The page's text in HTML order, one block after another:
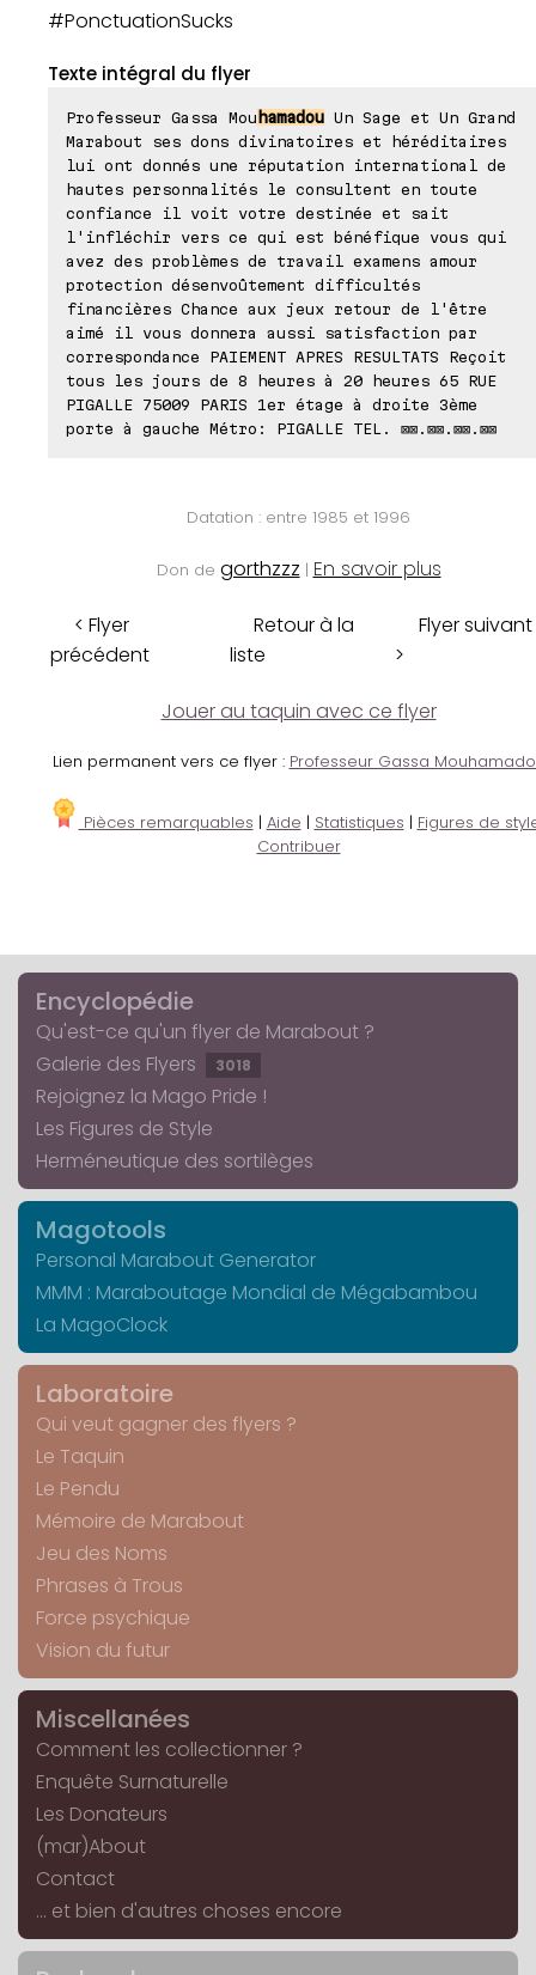
#PonctuationSucks
Texte intégral du flyer
Professeur Gassa Mou hamadou Un Sage et Un Grand
Marabout ses dons divinatoires et héréditaires
lui ont donnés une réputation international de
hautes personnalités le consultent en toute
confiance il voit votre destinée et sait
l'infléchir vers ce qui est bénéfique vous qui
avez des problèmes de travail examens amour
protection désenvoûtement difficultés
financières Chance aux jeux retour de l'être
aimé il vous donnera aussi satisfaction par
correspondance PAIEMENT APRES RESULTATS Reçoit
tous les jours de 8 heures à 20 heures 65 RUE
PIGALLE 75009 PARIS 1er étage à droite 3ème
porte à gauche Métro: PIGALLE TEL. ⊠⊠.⊠⊠.⊠⊠.⊠⊠
Datation : entre 1985 et 1996
Don de gorthzzz | En savoir plus
< Flyer
précédent
Retour à la
liste
Flyer suivant
>
Jouer au taquin avec ce flyer
Lien permanent vers ce flyer : Professeur Gassa
Pièces remarquables | Aide | Statistiques | Figures de
Contribuer
Encyclopédie
Qu'est-ce qu'un flyer de Marabout ?
Galerie des Flyers
3018
Rejoignez la Mago Pride !
Les Figures de Style
Herméneutique des sortilèges
Magotools
Personal Marabout Generator
MMM : Maraboutage Mondial de Mégabambou
La MagoClock
Laboratoire
Qui veut gagner des flyers ?
Le Taquin
Le Pendu
Mémoire de Marabout
Jeu des Noms
Phrases à Trous
Force psychique
Vision du futur
Miscellanées
Comment les collectionner ?
Enquête Surnaturelle
Les Donateurs
(mar)About
Contact
... et bien d'autres choses encore